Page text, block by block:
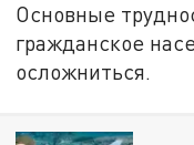
Основные
гражданское
осложниться.